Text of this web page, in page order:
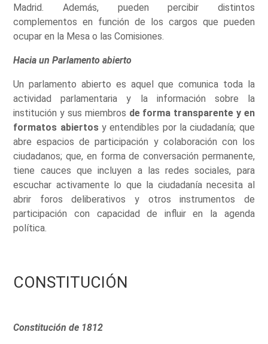
Madrid. Además, pueden percibir distintos
complementos en función de los cargos que pueden
ocupar en la Mesa o las Comisiones.
Hacia un Parlamento abierto
Un parlamento abierto es aquel que comunica toda la
actividad parlamentaria y la información sobre la
institución y sus miembros de forma transparente y en
formatos abiertosy entendibles por la ciudadanía; que
abre espacios de participación y colaboración con los
ciudadanos; que, en forma de conversación permanente,
tiene cauces que incluyen a las redes sociales, para
escuchar activamente lo que la ciudadanía necesita al
abrir foros deliberativos y otros instrumentos de
participación con capacidad de influir en la agenda
política.
CONSTITUCIÓN
Constitución de 1812